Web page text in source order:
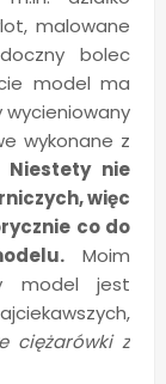
malowane
bolec
model ma
wycieniowany
wykonane z
Niestety nie
więc
co do
Moim
model jest
ciężarówki z